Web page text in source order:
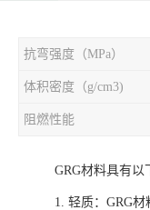
抗弯强度（MPa）
体积密度（g/cm3)
阻燃性能
GRG材料具有以
1. 轻质：GRG